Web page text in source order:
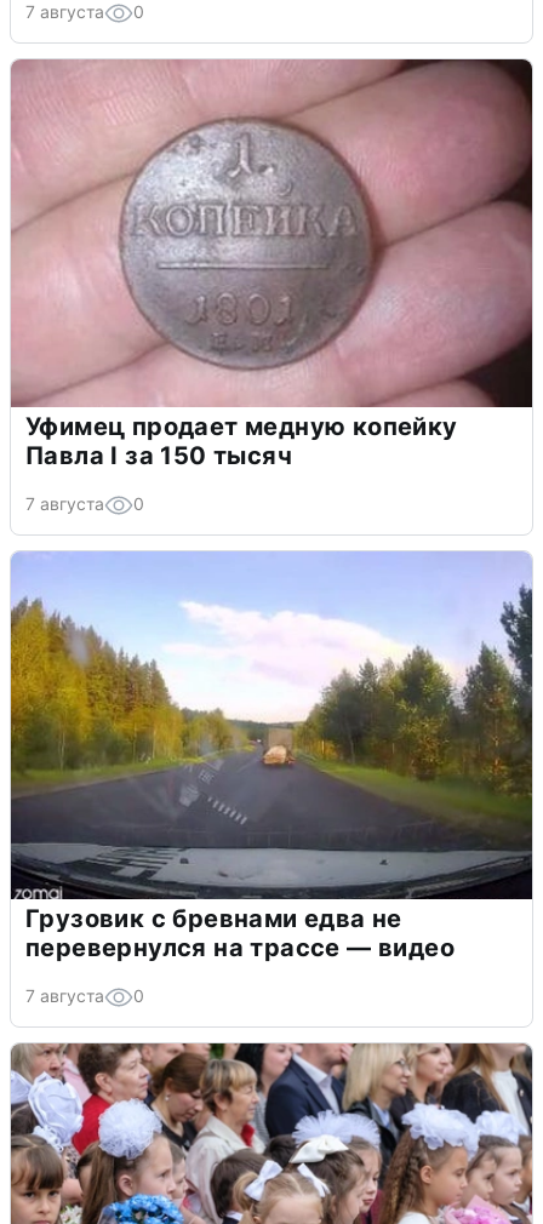
7 августа 0
Уфимец продает медную копейку
Павла I за 150 тысяч
7 августа 0
Грузовик с бревнами едва не
перевернулся на трассе — видео
7 августа 0